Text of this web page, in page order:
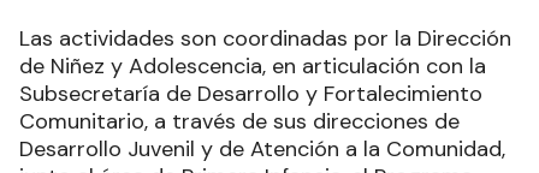
Las actividades son coordinadas por la Dirección
de Niñez y Adolescencia, en articulación con la
Subsecretaría de Desarrollo y Fortalecimiento
Comunitario, a través de sus direcciones de
Desarrollo Juvenil y de Atención a la Comunidad,